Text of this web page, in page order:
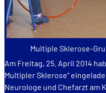
Multiple Sklerose-
Am Freitag, 25. April 2014
Multipler Sklerose“
Neurologe und Chefarzt am